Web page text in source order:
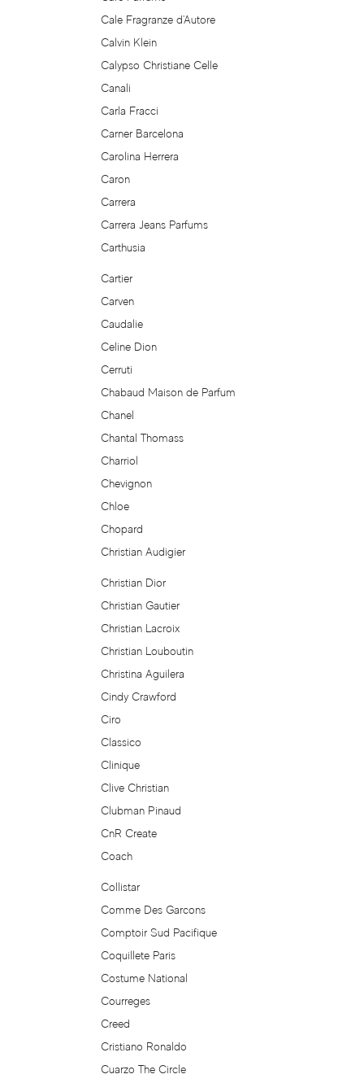
Cale Fragranze d'Autore
Calvin Klein
Calypso Christiane Celle
Canali
Carla Fracci
Carner Barcelona
Carolina Herrera
Caron
Carrera
Carrera Jeans Parfums
Carthusia
Cartier
Carven
Caudalie
Celine Dion
Cerruti
Chabaud Maison de Parfum
Chanel
Chantal Thomass
Charriol
Chevignon
Chloe
Chopard
Christian Audigier
Christian Dior
Christian Gautier
Christian Lacroix
Christian Louboutin
Christina Aguilera
Cindy Crawford
Ciro
Classico
Clinique
Clive Christian
Clubman Pinaud
CnR Create
Coach
Collistar
Comme Des Garcons
Comptoir Sud Pacifique
Coquillete Paris
Costume National
Courreges
Creed
Cristiano Ronaldo
Cuarzo The Circle
Banana Republic
BeauFort London
Bibliotheque de Parfum
Boadicea the Victorious
Bogdan Zubchenko
Bon Parfumeur